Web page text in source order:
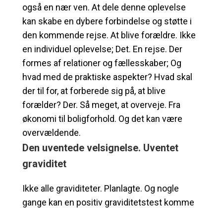
også en nær ven. At dele denne oplevelse
kan skabe en dybere forbindelse og støtte i
den kommende rejse. At blive forældre. Ikke
en individuel oplevelse; Det. En rejse. Der
formes af relationer og fællesskaber; Og
hvad med de praktiske aspekter? Hvad skal
der til for, at forberede sig på, at blive
forælder? Der. Så meget, at overveje. Fra
økonomi til boligforhold. Og det kan være
overvældende.
Den uventede velsignelse. Uventet
graviditet
Ikke alle graviditeter. Planlagte. Og nogle
gange kan en positiv graviditetstest komme